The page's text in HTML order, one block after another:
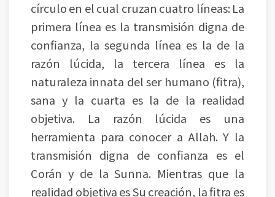
círculo en el cual cruzan cuatro líneas: La
primera línea es la transmisión digna de
confianza, la segunda línea es la de la
razón lúcida, la tercera línea es la
naturaleza innata del ser humano (fitra),
sana y la cuarta es la de la realidad
objetiva. La razón lúcida es una
herramienta para conocer a Allah. Y la
transmisión digna de confianza es el
Corán y de la Sunna. Mientras que la
realidad objetiva es Su creación, la fitra es